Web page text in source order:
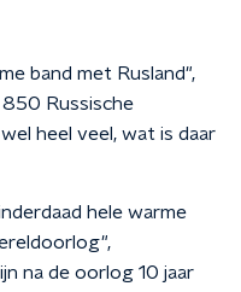
band met Rusland",
Russische
heel veel, wat is daar
hele warme
na de oorlog 10 jaar